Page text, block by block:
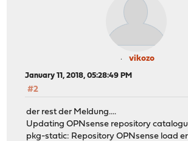
vikozo
January 11, 2018, 05:28:49 PM
#2
der rest der Meldung....
Updating OPNsense repository
pkg-static: Repository OPNsense load